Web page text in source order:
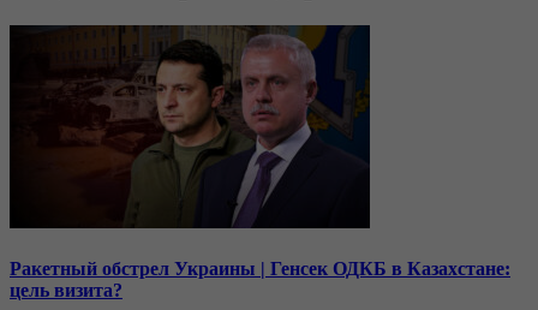
Ракетный обстрел Украины | Генсек ОДКБ в Казахстане:
цель визита?